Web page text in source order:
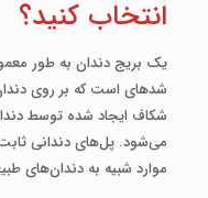
انتخاب کنید؟
یک بریج دندان به طور
شده­ای است که بر روی
شکاف ایجاد شده توسط
می‌شود. پل‌های دندانی
موارد شبیه به دندان‌های